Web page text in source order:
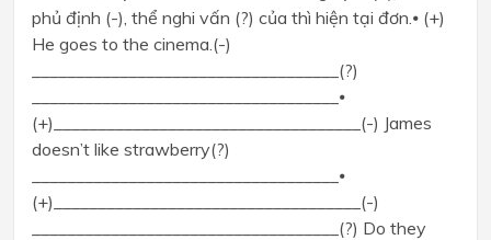
phủ định (-), thể nghi vấn (?) của thì hiện tại đơn.⦁ (+)
He goes to the cinema.(-)
___________________________________(?)
___________________________________⦁
(+)___________________________________(-) James
doesn’t like strawberry(?)
___________________________________⦁
(+)___________________________________(-)
___________________________________(?) Do they